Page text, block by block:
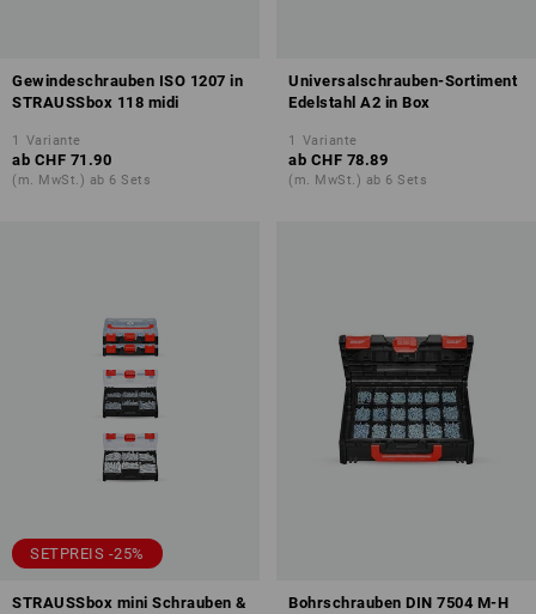
Gewindeschrauben ISO 1207 in
STRAUSSbox 118 midi
1 Variante
ab CHF 71.90
(m. MwSt.) ab 6 Sets
Universalschrauben-Sortiment
Edelstahl A2 in Box
1 Variante
ab CHF 78.89
(m. MwSt.) ab 6 Sets
SETPREIS -25%
STRAUSSbox mini Schrauben &
Bohrschrauben DIN 7504 M-H